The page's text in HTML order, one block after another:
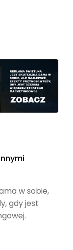
w sobie,
gdy jest